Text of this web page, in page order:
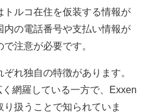
ルコ在住を仮装する情報が
内の電話番号や支払い情報が
注意が必要です。
れ独自の特徴があります。
網羅している一方で、Exxen
扱うことで知られていま